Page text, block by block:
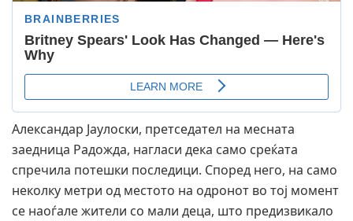
Александар Јаулоски, претседател на месната
заедница Радожда, нагласи дека само среќата
спречила потешки последици. Според него, на само
неколку метри од местото на одронот во тој момент
се наоѓале жители со мали деца, што предизвикало